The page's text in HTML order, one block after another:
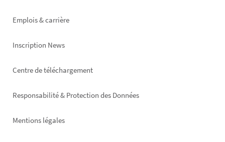
Emplois & carrière
Inscription News
Footer
Centre de téléchargement
Responsabilité & Protection des Données
Mentions légales